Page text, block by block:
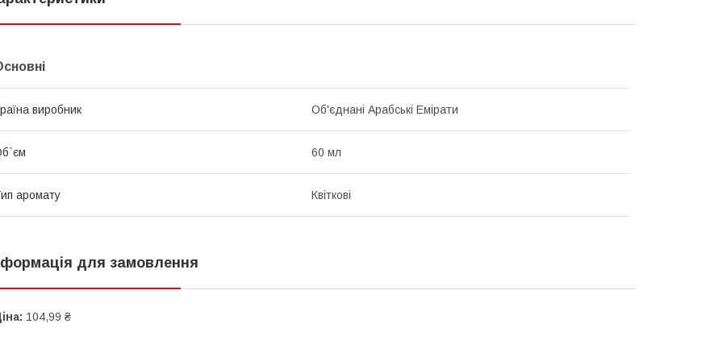
виробник Об'єднані Арабські Емірати
60 мл
аромату Квіткові
для замовлення
104,99 ₴